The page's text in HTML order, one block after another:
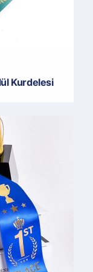
Kurdelesi